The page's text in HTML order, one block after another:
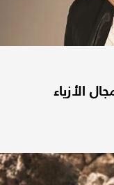
الأزياء